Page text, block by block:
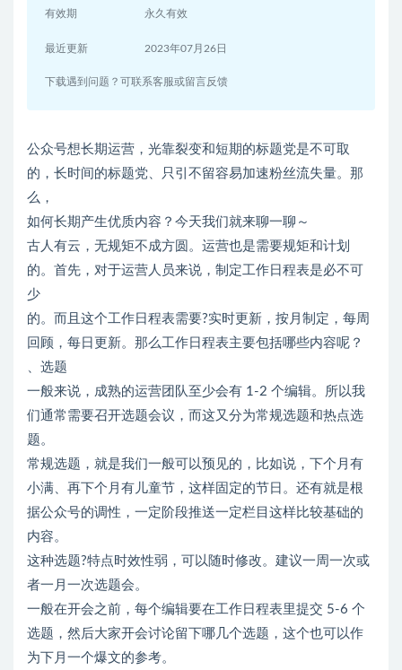
有效期 永久有效
最近更新 2023年07月26日
下载遇到问题？可联系客服或留言反馈
公众号想长期运营，光靠裂变和短期的标题党是不可取
的，长时间的标题党、只引不留容易加速粉丝流失量。那
么，
如何长期产生优质内容？今天我们就来聊一聊～
古人有云，无规矩不成方圆。运营也是需要规矩和计划
的。首先，对于运营人员来说，制定工作日程表是必不可
少
的。而且这个工作日程表需要?实时更新，按月制定，每周
回顾，每日更新。那么工作日程表主要包括哪些内容呢？
、选题
一般来说，成熟的运营团队至少会有 1-2 个编辑。所以我
们通常需要召开选题会议，而这又分为常规选题和热点选
题。
常规选题，就是我们一般可以预见的，比如说，下个月有
小满、再下个月有儿童节，这样固定的节日。还有就是根
据公众号的调性，一定阶段推送一定栏目这样比较基础的
内容。
这种选题?特点时效性弱，可以随时修改。建议一周一次或
者一月一次选题会。
一般在开会之前，每个编辑要在工作日程表里提交 5-6 个
选题，然后大家开会讨论留下哪几个选题，这个也可以作
为下月一个爆文的参考。